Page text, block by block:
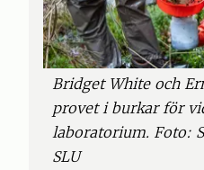
Bridget White och
provet i burkar för
laboratorium. Foto:
SLU